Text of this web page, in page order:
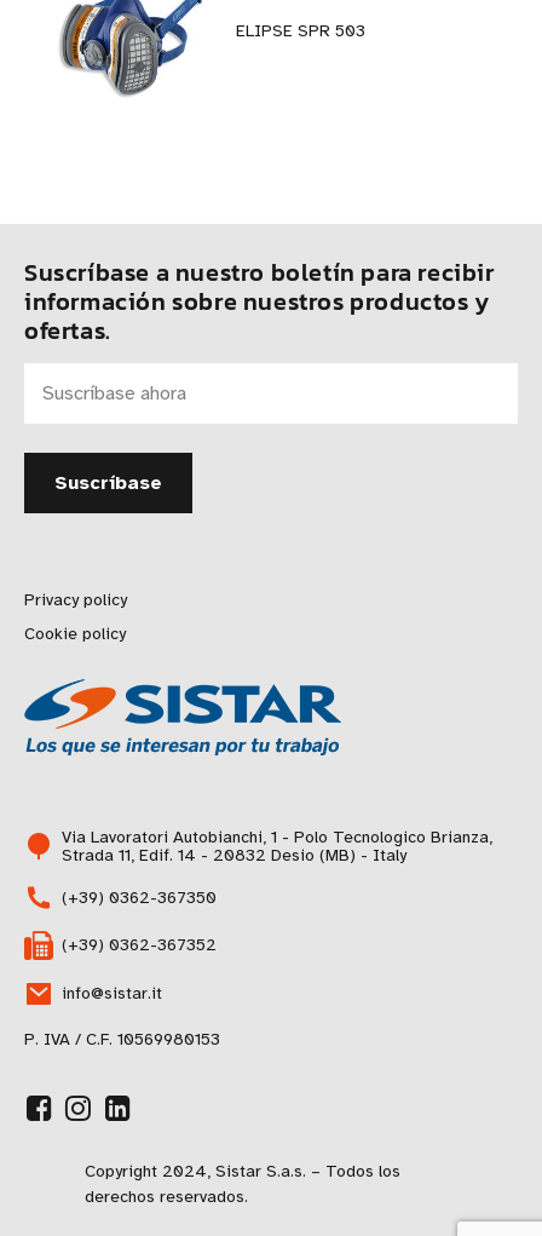
ELIPSE SPR 503
Suscríbase a nuestro boletín para recibir
información sobre nuestros productos y
ofertas.
Privacy policy
Cookie policy
Via Lavoratori Autobianchi, 1 - Polo Tecnologico Brianza,
Strada 11, Edif. 14 - 20832 Desio (MB) - Italy
(+39) 0362-367350
(+39) 0362-367352
info@sistar.it
P. IVA / C.F. 10569980153
Copyright 2024, Sistar S.a.s. – Todos los
derechos reservados.